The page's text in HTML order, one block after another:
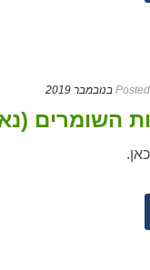
Posted
השומרים